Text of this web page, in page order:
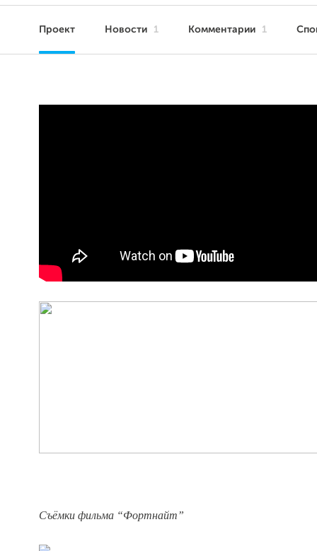
Проект Новости 1 Комментарии 1
Съёмки фильма “Фортнайт”